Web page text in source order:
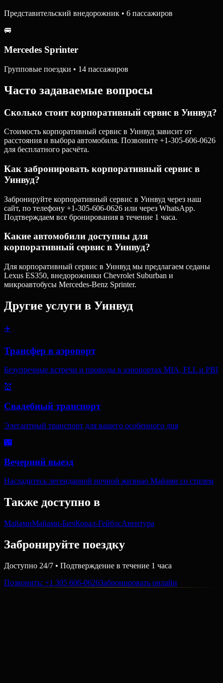
Представительский внедорожник • 6 пассажиров
🚐
Mercedes Sprinter
Групповые поездки • 14 пассажиров
Часто задаваемые вопросы
Сколько стоит корпоративный сервис в Уинвуд?
Стоимость корпоративный сервис в Уинвуд зависит от
расстояния и выбора автомобиля. Позвоните +1-305-606-0626
для бесплатного расчёта.
Как забронировать корпоративный сервис в
Уинвуд?
Забронируйте корпоративный сервис в Уинвуд через наш
сайт, по телефону +1-305-606-0626 или через WhatsApp.
Подтверждаем все бронирования в течение 1 часа.
Какие автомобили доступны для
корпоративный сервис в Уинвуд?
Для корпоративный сервис в Уинвуд мы предлагаем седаны
Lexus ES350, внедорожники Chevrolet Suburban и
микроавтобусы Mercedes-Benz Sprinter.
Другие услуги в Уинвуд
✈️
Трансфер в аэропорт
Безупречные встречи и проводы в аэропортах MIA, FLL и PBI
💒
Свадебный транспорт
Элегантный транспорт для вашего особенного дня
🌃
Вечерний выезд
Насладитесь легендарной ночной жизнью Майами со стилем
Также доступно в
МайамиМайами-БичКорал-ГейблсАвентура
Забронируйте поездку
Доступно 24/7 • Подтверждение в течение 1 часа
Позвонить: +1 305 606-0626Забронировать онлайн